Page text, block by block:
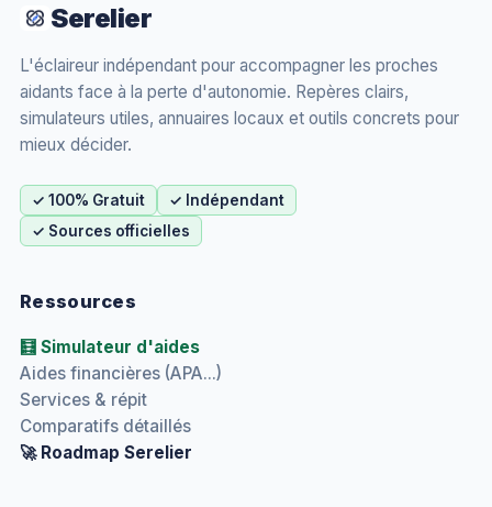
Serelier
L'éclaireur indépendant pour accompagner les proches
aidants face à la perte d'autonomie. Repères clairs,
simulateurs utiles, annuaires locaux et outils concrets pour
mieux décider.
✓ 100% Gratuit
✓ Indépendant
✓ Sources officielles
Ressources
🧮 Simulateur d'aides
Aides financières (APA...)
Services & répit
Comparatifs détaillés
🚀 Roadmap Serelier